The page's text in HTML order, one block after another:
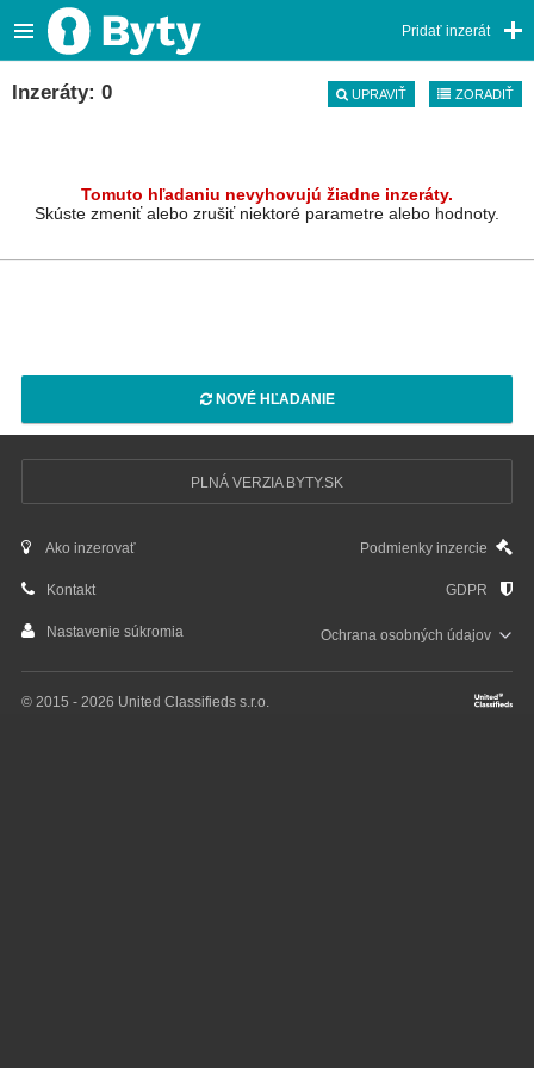
Pridať inzerát
Inzeráty: 0 UPRAVIŤ ZORADIŤ
Tomuto hľadaniu nevyhovujú žiadne inzeráty.
Skúste zmeniť alebo zrušiť niektoré parametre alebo hodnoty.
NOVÉ HĽADANIE
PLNÁ VERZIA BYTY.SK
Ako inzerovať Podmienky inzercie
Kontakt GDPR
Nastavenie súkromia Ochrana osobnýchúdajov
© 2015 - 2026 United Classifieds s.r.o.